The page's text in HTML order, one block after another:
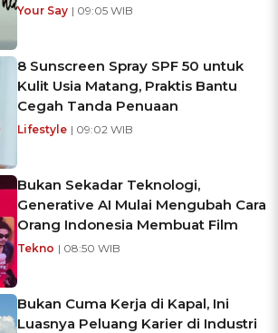
Your Say | 09:05 WIB
8 Sunscreen Spray SPF 50 untuk
Kulit Usia Matang, Praktis Bantu
Cegah Tanda Penuaan
Lifestyle | 09:02 WIB
Bukan Sekadar Teknologi,
Generative AI Mulai Mengubah Cara
Orang Indonesia Membuat Film
Tekno | 08:50 WIB
Bukan Cuma Kerja di Kapal, Ini
Luasnya Peluang Karier di Industri